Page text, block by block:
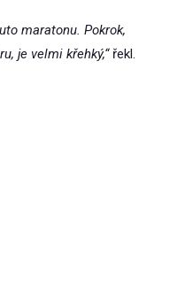
maratonu. Pokrok,
je velmi křehký,“ řekl.